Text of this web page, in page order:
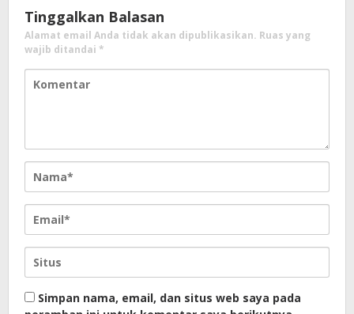
Tinggalkan Balasan
Alamat email Anda tidak akan dipublikasikan. Ruas yang
wajib ditandai *
Simpan nama, email, dan situs web saya pada